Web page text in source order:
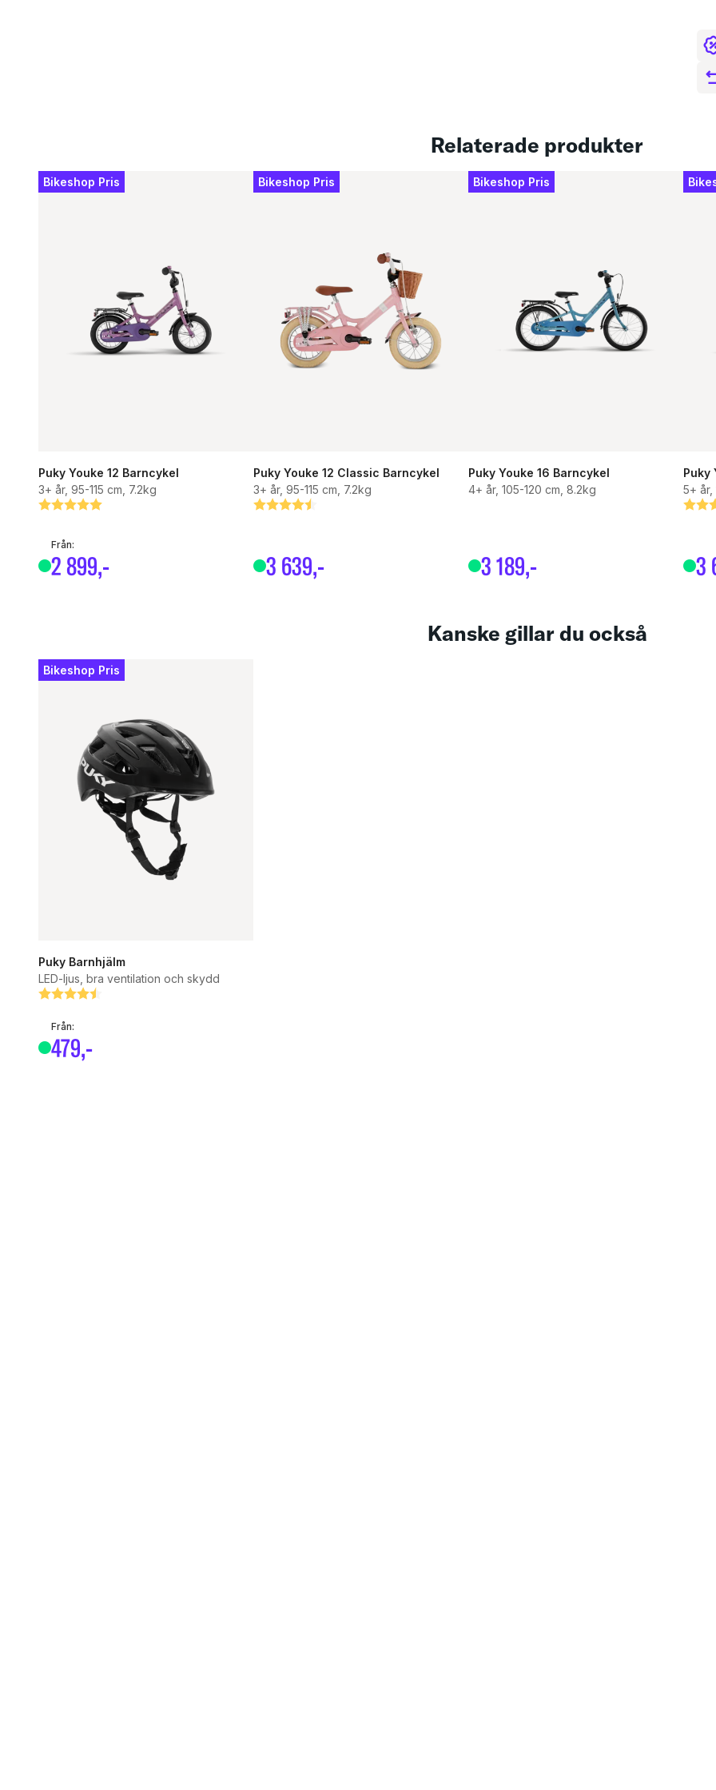
Relaterade produkter
Bikeshop Pris
Puky Youke 12 Barncykel
3+ år, 95-115 cm, 7.2kg
Betyg:
5.0 utav 5 stjärnor
2 899,-
Från:
Bikeshop Pris
Puky Youke 12 Classic Barncykel
3+ år, 95-115 cm, 7.2kg
Betyg:
4.5 utav 5 stjärnor
3 639,-
Bikeshop Pris
Puky Youke 16 Barncykel
4+ år, 105-120 cm, 8.2kg
3189,-
Puky
5+ år,
4.5
3
Kanske gillar du också
Bikeshop Pris
Puky Barnhjälm
LED-ljus, bra ventilation och skydd
Betyg:
4.8 utav 5 stjärnor
479,-
Från: